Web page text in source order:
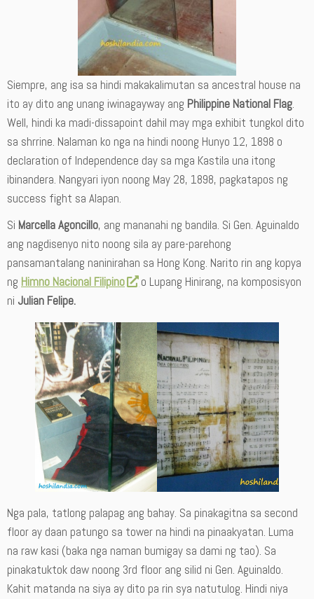
Siempre, ang isa sa hindi makakalimutan sa ancestral house na
ito ay dito ang unang iwinagayway ang Philippine National Flag.
Well, hindi ka madi-dissapoint dahil may mga exhibit tungkol dito
sa shrrine. Nalaman ko nga na hindi noong Hunyo 12, 1898 o
declaration of Independence day sa mga Kastila una itong
ibinandera. Nangyari iyon noong May 28, 1898, pagkatapos ng
success fight sa Alapan.
Si Marcella Agoncillo, ang mananahi ng bandila. Si Gen. Aguinaldo
ang nagdisenyo nito noong sila ay pare-parehong
pansamantalang naninirahan sa Hong Kong. Narito rin ang kopya
ng Himno Nacional Filipino
o Lupang Hinirang, na komposisyon
ni Julian Felipe.
Nga pala, tatlong palapag ang bahay. Sa pinakagitna sa second
floor ay daan patungo sa tower na hindi na pinaakyatan. Luma
na raw kasi (baka nga naman bumigay sa dami ng tao). Sa
pinakatuktok daw noong 3rd floor ang silid ni Gen. Aguinaldo.
Kahit matanda na siya ay dito pa rin sya natutulog. Hindi niya